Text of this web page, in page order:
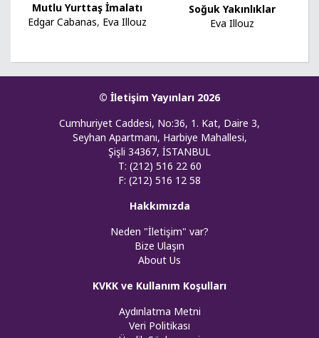
Mutlu Yurttaş İmalatı
Edgar Cabanas, Eva Illouz
Soğuk Yakınlıklar
Eva Illouz
© İletişim Yayınları 2026
Cumhuriyet Caddesi, No:36, 1. Kat, Daire 3,
Seyhan Apartmanı, Harbiye Mahallesi,
Şişli 34367, İSTANBUL
T: (212) 516 22 60
F: (212) 516 12 58
Hakkımızda
Neden "İletişim" var?
Bize Ulaşın
About Us
KVKK ve Kullanım Koşulları
Aydınlatma Metni
Veri Politikası